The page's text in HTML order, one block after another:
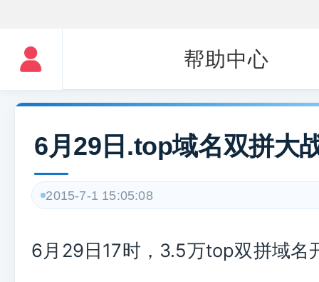
帮助中心
6月29日.top域名双拼大
2015-7-1 15:05:08
6月29日17时，3.5万top双拼域名